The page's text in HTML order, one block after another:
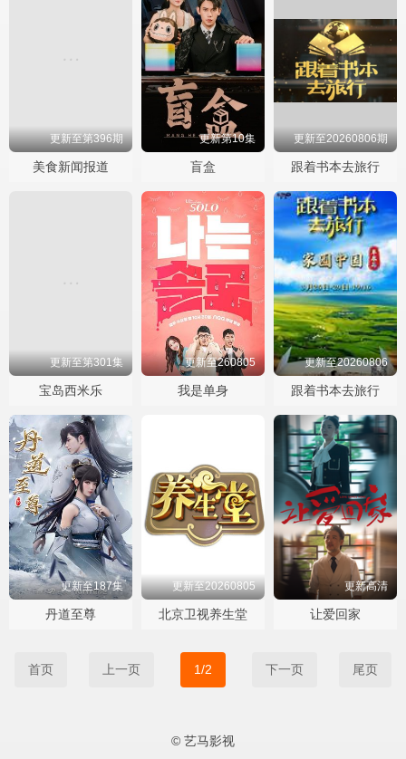
更新至第396期
美食新闻报道
更新第10集
盲盒
更新至20260806期
跟着书本去旅行
更新至第301集
宝岛西米乐
更新至260805
我是单身
更新至20260806
跟着书本去旅行
更新至187集
丹道至尊
更新至20260805
北京卫视养生堂
更新高清
让爱回家
首页 上一页 1/2 下一页 尾页
© 艺马影视